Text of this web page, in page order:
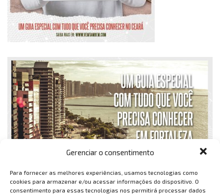
Gerenciar o consentimento
Para fornecer as melhores experiências, usamos tecnologias como
cookies para armazenar e/ou acessar informações do dispositivo. O
consentimento para essas tecnologias nos permitirá processar dados